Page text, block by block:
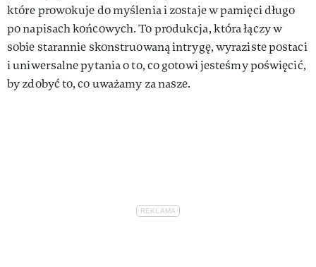
które prowokuje do myślenia i zostaje w pamięci długo
po napisach końcowych. To produkcja, która łączy w
sobie starannie skonstruowaną intrygę, wyraziste postaci
i uniwersalne pytania o to, co gotowi jesteśmy poświęcić,
by zdobyć to, co uważamy za nasze.